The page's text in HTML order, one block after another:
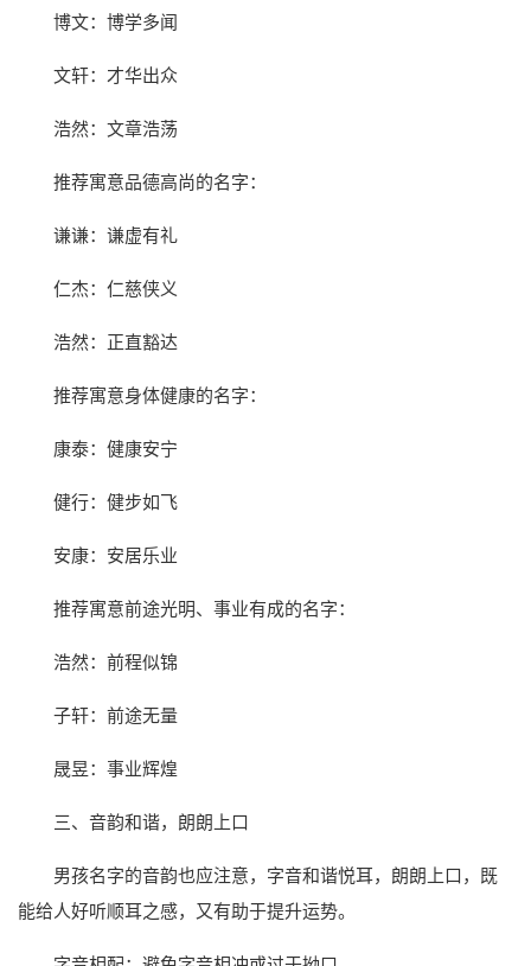
博文：博学多闻
文轩：才华出众
浩然：文章浩荡
推荐寓意品德高尚的名字：
谦谦：谦虚有礼
仁杰：仁慈侠义
浩然：正直豁达
推荐寓意身体健康的名字：
康泰：健康安宁
健行：健步如飞
安康：安居乐业
推荐寓意前途光明、事业有成的名字：
浩然：前程似锦
子轩：前途无量
晟昱：事业辉煌
三、音韵和谐，朗朗上口
男孩名字的音韵也应注意，字音和谐悦耳，朗朗上口，既
能给人好听顺耳之感，又有助于提升运势。